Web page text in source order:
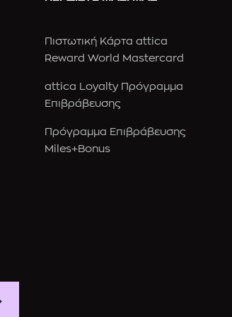
Πιστωτική Κάρτα attica
Reward World Mastercard
attica Loyalty Πρόγραμμα
Επιβράβευσης
Πρόγραμμα Επιβράβευσης
Miles+Bonus